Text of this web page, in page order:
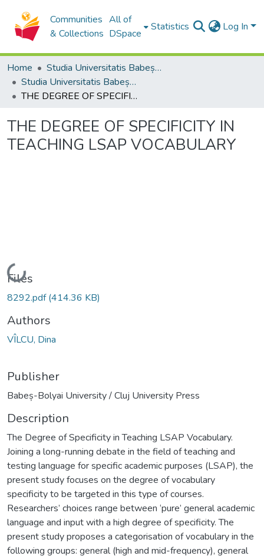
Communities
& Collections
All of
DSpace
Statistics Log In
Home
Studia Universitatis Babeș-Bolyai Collection
Studia Universitatis Babeș-Bolyai Philologia
THE DEGREE OF SPECIFICITY IN TEACHING LSAP VOCABULARY
THE DEGREE OF SPECIFICITY IN
TEACHING LSAP VOCABULARY
Loading...
Files
8292.pdf(414.36 KB)
Authors
VÎLCU, Dina
Publisher
Babeș-Bolyai University / Cluj University Press
Description
The Degree of Specificity in Teaching LSAP Vocabulary.
Joining a long-running debate in the field of teaching and
testing language for specific academic purposes (LSAP), the
present study focuses on the degree of vocabulary
specificity to be targeted in this type of courses.
Researchers’ choices range between ‘pure’ general academic
language and input with a high degree of specificity. The
present study proposes a categorisation of vocabulary in the
following groups: general (high and mid-frequency), general